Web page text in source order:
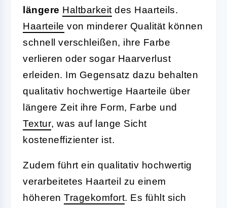
längere Haltbarkeitdes Haarteils.
Haarteile von minderer Qualität können
schnell verschleißen, ihre Farbe
verlieren oder sogar Haarverlust
erleiden. Im Gegensatz dazu behalten
qualitativ hochwertige Haarteile über
längere Zeit ihre Form, Farbe und
Textur, was auf lange Sicht
kosteneffizienter ist.
Zudem führt ein qualitativ hochwertig
verarbeitetes Haarteil zu einem
höheren Tragekomfort. Es fühlt sich